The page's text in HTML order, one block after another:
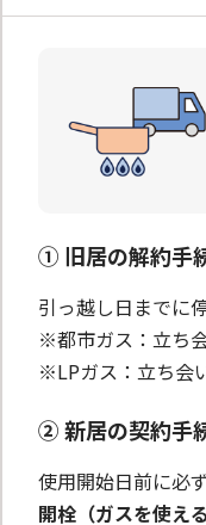
① 旧居の解約手
引っ越し日までに
※都市ガス：立ち
※LPガス：立ち会
② 新居の契約手
使用開始日前に必
開栓（ガスを使え